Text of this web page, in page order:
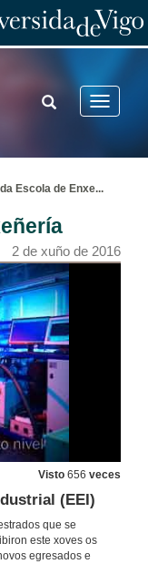
Toggle
TOGGLE
SEARCH
Escola de Enxe...
2 de xuño de 2016
Visto 656 veces
(EEI)
que se
este xoves os
egresados e